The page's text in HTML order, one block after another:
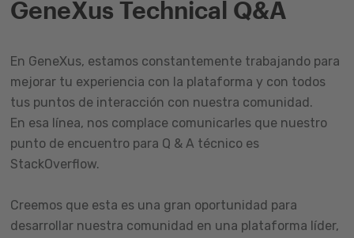
GeneXus Technical Q&A
En GeneXus, estamos constantemente trabajando para
mejorar tu experiencia con la plataforma y con todos
tus puntos de interacción con nuestra comunidad.
En esa línea, nos complace comunicarles que nuestro
punto de encuentro para Q & A técnico es
StackOverflow.
Creemos que esta es una gran oportunidad para
desarrollar nuestra comunidad en una plataforma líder,